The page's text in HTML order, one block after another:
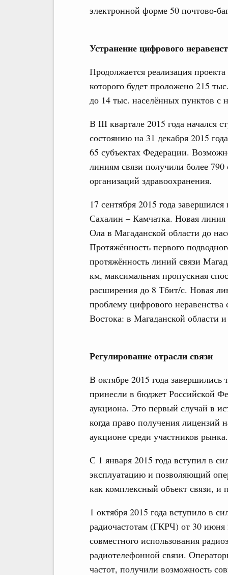
электронной форме 50 почтово-
Устранение цифрового
Продолжается реализация
которого будет проложено 215
до 14 тыс. населённых пунктов с
В III квартале 2015 года начался
состоянию на 31 декабря 2015
65 субъектах Федерации.
линиям связи получили более
организаций здравоохранения.
17 сентября 2015 года
Сахалин – Камчатка. Новая
Ола в Магаданской области до
Протяжённость первого
протяжённость линий связи
км, максимальная пропускная
расширения до 8 Тбит/с. Новая
проблему цифрового
Востока: в Магаданской области
Регулирование отрасли связи
В октябре 2015 года завершились
принесли в бюджет Российской
аукциона. Это первый случай в
когда право получения лицензий
аукционе среди участников рынка.
С 1 января 2015 года вступил в
эксплуатацию и позволяющий
как комплексный объект связи, и
1 октября 2015 года вступило в
радиочастотам (ГКРЧ) от 30 июня
совместного использования
радиотелефонной связи.
частот, получили возможность